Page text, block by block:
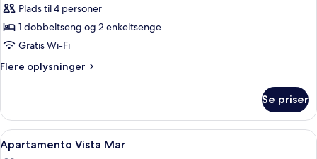
Plads til 4 personer
1 dobbeltseng og 2 enkeltsenge
Gratis Wi-Fi
Flere oplysninger
Flere
Se priser
Indlæs
alle
Et hotelværelse med en stor seng, et
8
Apartamento Vista Mar